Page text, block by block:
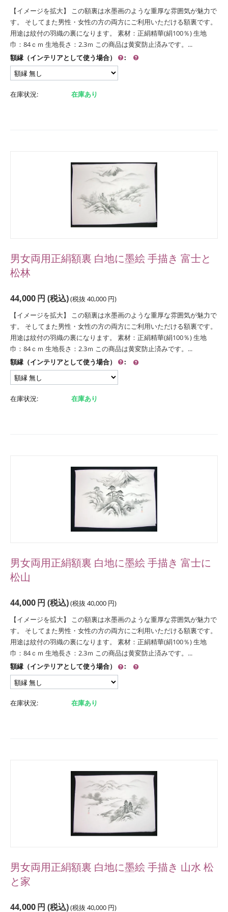
【イメージを拡大】 この額裏は水墨画のような重厚な雰囲気が魅力で
す。 そしてまた男性・女性の方の両方にご利用いただける額裏です。
用途は紋付の羽織の裏になります。 素材：正絹精華(絹100％) 生地
巾：84ｃｍ 生地長さ：2.3ｍ この商品は黄変防止済みです。...
額縁（インテリアとして使う場合）
:
在庫状況: 在庫あり
男女両用正絹額裏 白地に墨絵 手描き 富士と
松林
44,000円 (税込)(税抜 40,000 円)
【イメージを拡大】 この額裏は水墨画のような重厚な雰囲気が魅力で
す。 そしてまた男性・女性の方の両方にご利用いただける額裏です。
用途は紋付の羽織の裏になります。 素材：正絹精華(絹100％) 生地
巾：84ｃｍ 生地長さ：2.3ｍ この商品は黄変防止済みです。...
額縁（インテリアとして使う場合）
:
在庫状況: 在庫あり
男女両用正絹額裏 白地に墨絵 手描き 富士に
松山
44,000円 (税込)(税抜 40,000 円)
【イメージを拡大】 この額裏は水墨画のような重厚な雰囲気が魅力で
す。 そしてまた男性・女性の方の両方にご利用いただける額裏です。
用途は紋付の羽織の裏になります。 素材：正絹精華(絹100％) 生地
巾：84ｃｍ 生地長さ：2.3ｍ この商品は黄変防止済みです。...
額縁（インテリアとして使う場合）
:
在庫状況: 在庫あり
男女両用正絹額裏 白地に墨絵 手描き 山水 松
と家
44,000円 (税込)(税抜 40,000 円)